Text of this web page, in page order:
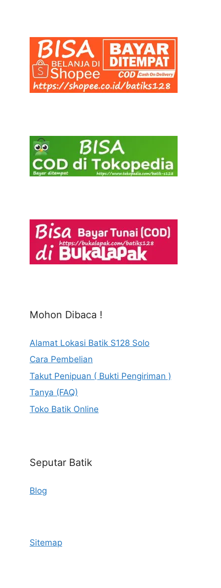
Mohon Dibaca !
Alamat Lokasi Batik S128 Solo
Cara Pembelian
Takut Penipuan ( Bukti Pengiriman )
Tanya (FAQ)
Toko Batik Online
Seputar Batik
Blog
Sitemap